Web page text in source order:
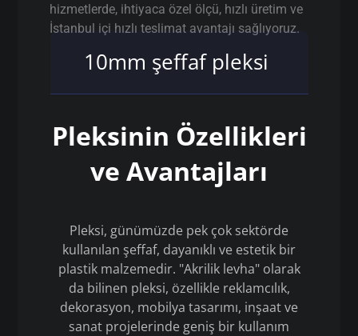
hizmetlerde, ihtiyaca özel ölçü, hızlı üretim ve
İstanbul içi hızlı teslimat avantajı sağlıyoruz.
10mm şeffaf pleksi
Pleksinin Özellikleri
ve Avantajları
Pleksi, günümüzde pek çok sektörde
kullanılan şeffaf, dayanıklı ve estetik bir
plastik malzemedir. "Akrilik levha" olarak
da bilinen pleksi, özellikle reklamcılık,
dekorasyon, mobilya tasarımı, inşaat ve
sanat projelerinde geniş bir kullanım